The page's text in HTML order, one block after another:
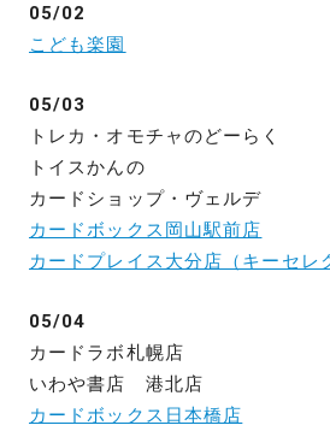
05/02
こども楽園
05/03
トレカ・オモチャのどーらく
トイスかんの
カードショップ・ヴェルデ
カードボックス岡山駅前店
カードプレイス大分店（キーセレ
05/04
カードラボ札幌店
いわや書店 港北店
カードボックス日本橋店